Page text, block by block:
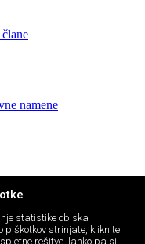
namene
statistike obiska
piškotkov strinjate, kliknite
rešitve, lahko pa si